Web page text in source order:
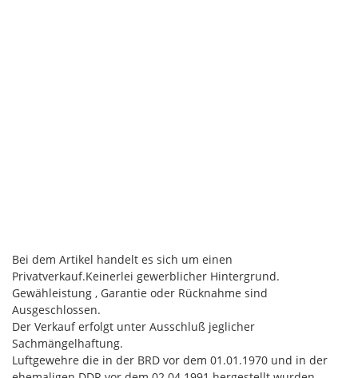
Bei dem Artikel handelt es sich um einen
Privatverkauf.Keinerlei gewerblicher Hintergrund.
Gewähleistung , Garantie oder Rücknahme sind
Ausgeschlossen.
Der Verkauf erfolgt unter Ausschluß jeglicher
Sachmängelhaftung.
Luftgewehre die in der BRD vor dem 01.01.1970 und in der